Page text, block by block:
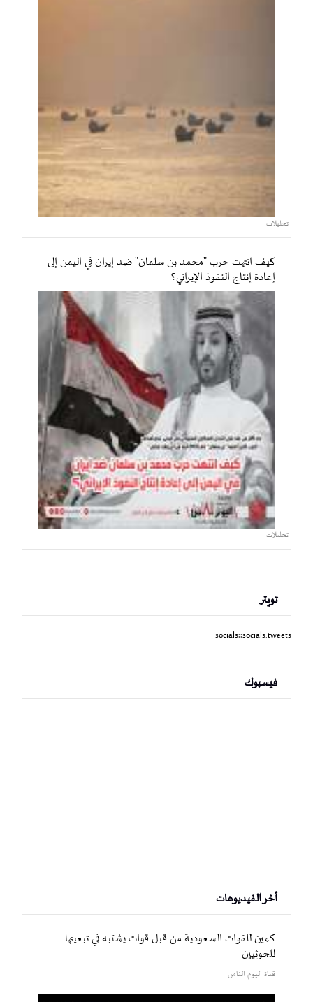
تحليلات
كيف انتهت حرب "محمد بن سلمان" ضد إيران في اليمن إلى
إعادة إنتاج النفوذ الإيراني؟
تحليلات
تويتر
socials::socials.tweets
فيسبوك
أخر الفيديوهات
كمين للقوات السعودية من قبل قوات يشتبه في تبعيتها
للحوثيين
قناة اليوم الثامن